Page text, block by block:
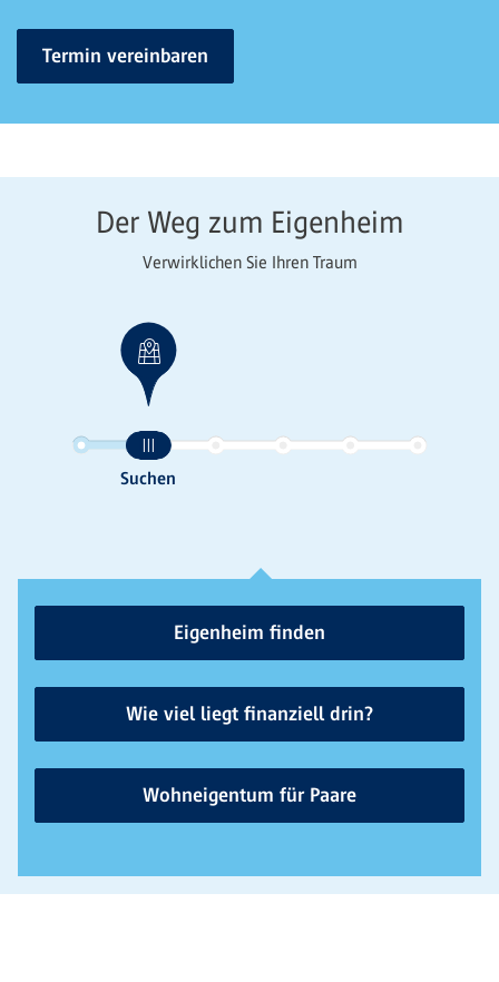
Termin vereinbaren
Der Weg zum Eigenheim
Verwirklichen Sie Ihren Traum
Eigenheim finden
Wie viel liegt finanziell drin?
Wohneigentum für Paare